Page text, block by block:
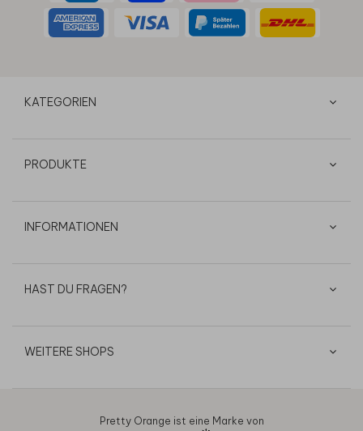
KATEGORIEN
PRODUKTE
INFORMATIONEN
HAST DU FRAGEN?
WEITERE SHOPS
Pretty Orange ist eine Marke von